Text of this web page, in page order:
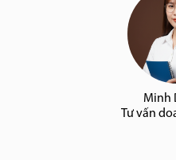
Minh
Tư vấn